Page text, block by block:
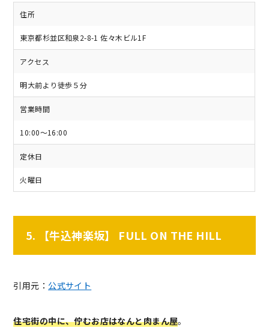
住所
東京都杉並区和泉2-8-1 佐々木ビル1F
アクセス
明大前より徒歩５分
営業時間
10:00～16:00
定休日
火曜日
5. 【牛込神楽坂】 FULL ON THE HILL
引用元： 公式サイト
住宅街の中に、佇むお店はなんと肉まん屋。